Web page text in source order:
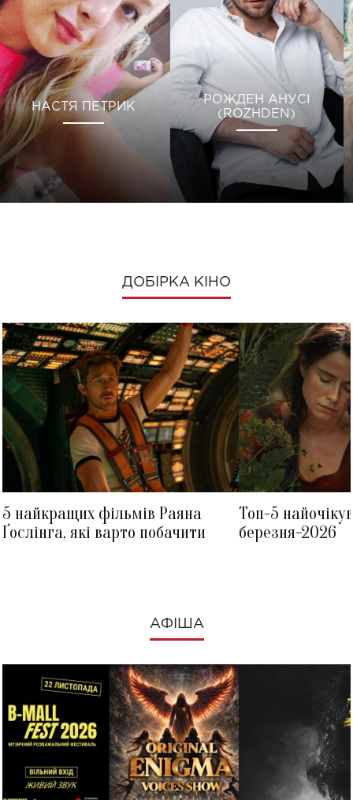
НАСТЯ ПЕТРИК
РОЖДЕН АНУСІ
(ROZHDEN)
ДОБІРКА КІНО
5 найкращих фільмів Раяна
Ґослінга, які варто побачити
Топ-5
березня-2026
АФІША